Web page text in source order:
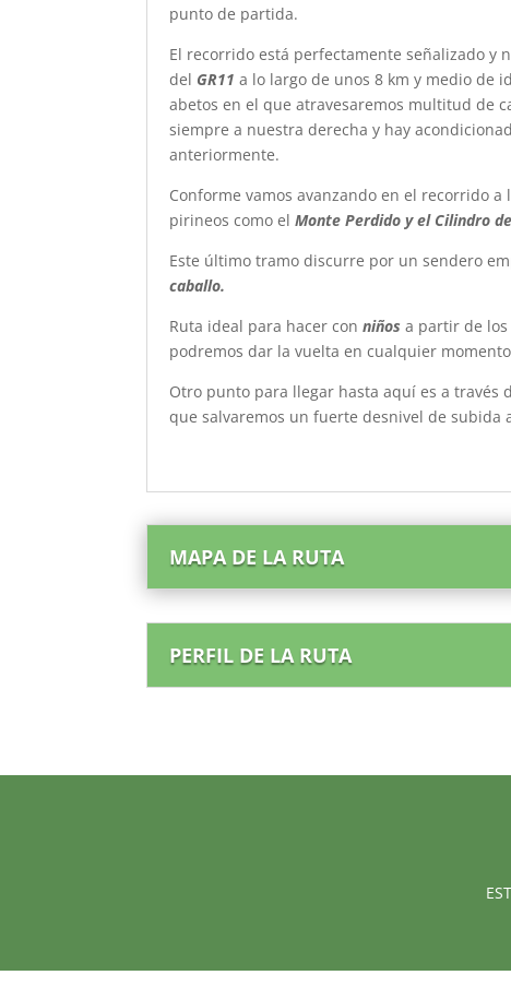
punto de partida.
El recorrido está perfectamente señalizado y
del GR11 a lo largo de unos 8 km y medio de
abetos en el que atravesaremos multitud de
siempre a nuestra derecha y hay
anteriormente.
Conforme vamos avanzando en el recorrido
pirineos como elMonte Perdido y el Cilindro
Este último tramo discurre por un sendero
caballo.
Ruta ideal para hacer conniños a partir de
podremos dar la vuelta en cualquier
Otro punto para llegar hasta aquí es a través
que salvaremos un fuerte desnivel de subida
MAPA DE LA RUTA
PERFIL DE LA RUTA